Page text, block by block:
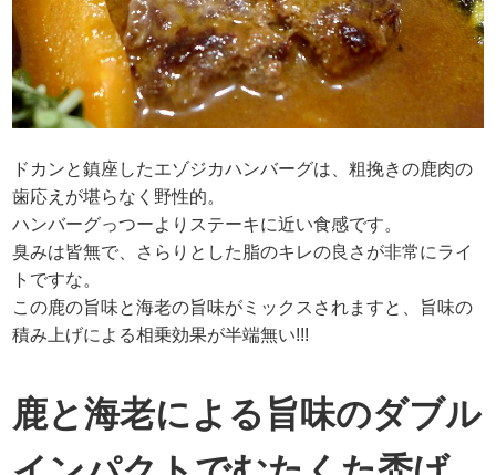
ドカンと鎮座したエゾジカハンバーグは、粗挽きの鹿肉の
歯応えが堪らなく野性的。
ハンバーグっつーよりステーキに近い食感です。
臭みは皆無で、さらりとした脂のキレの良さが非常にライ
トですな。
この鹿の旨味と海老の旨味がミックスされますと、旨味の
積み上げによる相乗効果が半端無い!!!
鹿と海老による旨味のダブル